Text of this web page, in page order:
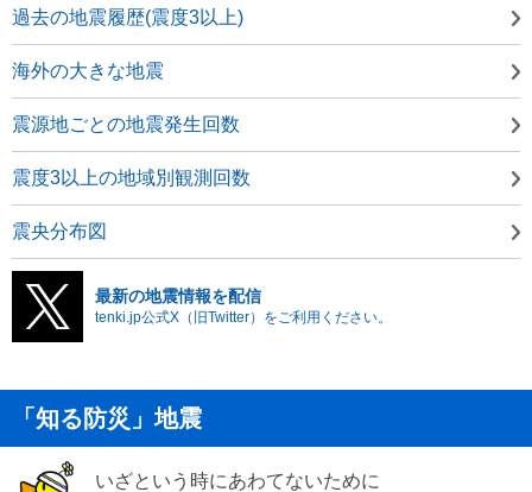
過去の地震履歴(震度3以上)
海外の大きな地震
震源地ごとの地震発生回数
震度3以上の地域別観測回数
震央分布図
最新の地震情報を配信
tenki.jp公式X（旧Twitter）をご利用ください。
「知る防災」地震
いざという時にあわてないために